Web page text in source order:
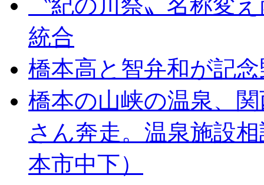
〝紀の川祭〟名称変
統合
橋本高と智弁和が記
橋本の山峡の温泉、
さん奔走。温泉施設
本市中下）